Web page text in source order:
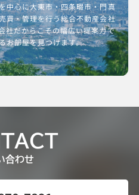
中心に大東市・四条畷市・門真
買・管理を行う総合不動産会社
社だからこその幅広い提案力で
お部屋を見つけます。
合わせ